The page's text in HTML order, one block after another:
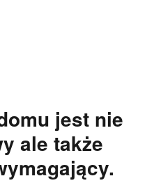
jest nie
ale także